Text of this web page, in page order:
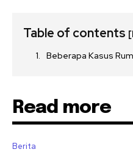
Table of contents
Beberapa Kasus
Read more
Berita